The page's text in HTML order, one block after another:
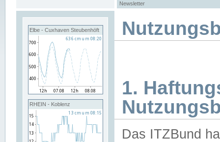
Newsletter
Elbe - Cuxhaven Steubenhöft
RHEIN - Koblenz
1.
Das ITZBund